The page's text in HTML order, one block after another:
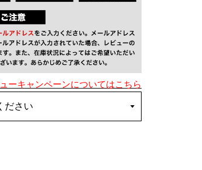
ーキャンペーンについてはこちら